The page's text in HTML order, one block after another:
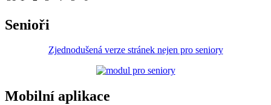
Senioři
Zjednodušená verze stránek nejen pro seniory
Mobilní aplikace